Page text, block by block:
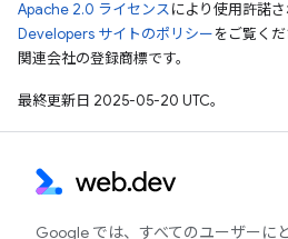
Apache 2.0 ライセンスにより使用許諾さ
Developers サイトのポリシーをご覧く
関連会社の登録商標です。
最終更新日 2025-05-20 UTC。
Google では、すべてのユーザーにと